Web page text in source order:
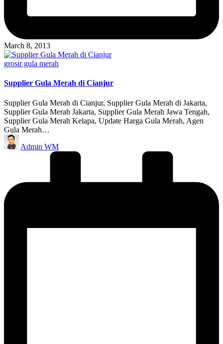
March 8, 2013
Posted
grosir gula merah
Supplier Gula Merah di Cianjur
Supplier Gula Merah di Cianjur, Supplier Gula Merah di Jakarta,
Supplier Gula Merah Jakarta, Supplier Gula Merah Jawa Tengah,
Supplier Gula Merah Kelapa, Update Harga Gula Merah, Agen
Gula Merah…
Posted
by
Admin WM